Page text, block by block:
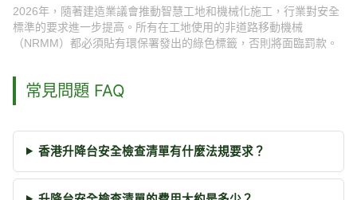
2026年，隨著建造業議會推動智慧工地和機械化施工，行業對安全
標準的要求進一步提高。所有在工地使用的非道路移動機械
（NRMM）都必須貼有環保署發出的綠色標籤，否則將面臨罰款。
常見問題 FAQ
香港升降台安全檢查清單有什麼法規要求？